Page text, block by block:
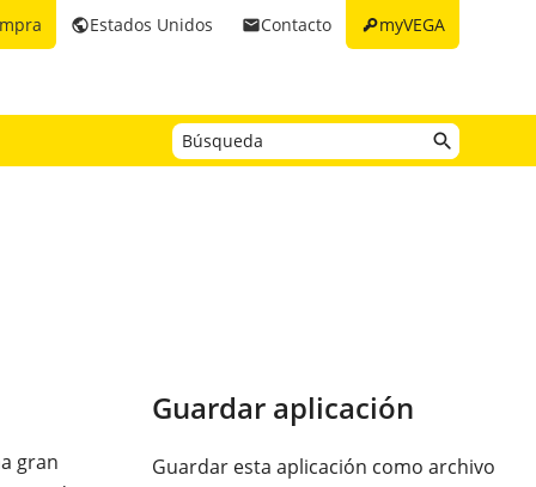
keymyVEGA
emailContacto
publicEstados Unidos
gran
Guardar aplicación
Guardar esta aplicación como archivo